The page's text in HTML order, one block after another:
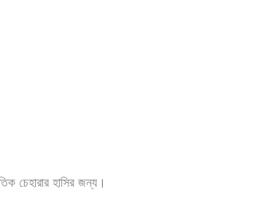
চেহারার হাসির জন্য।